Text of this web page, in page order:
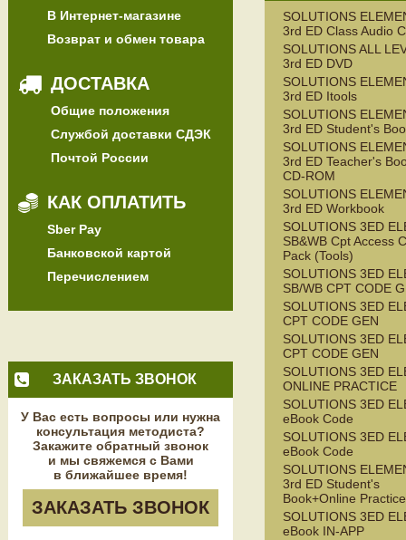
В Интернет-магазине
Возврат и обмен товара
ДОСТАВКА
Общие положения
Службой доставки СДЭК
Почтой России
КАК ОПЛАТИТЬ
Sber Pay
Банковской картой
Перечислением
ЗАКАЗАТЬ ЗВОНОК
У Вас есть вопросы или нужна
консультация методиста?
Закажите обратный звонок
и мы свяжемся с Вами
в ближайшее время!
ЗАКАЗАТЬ ЗВОНОК
SOLUTIONS
3rd ED Class Audio
SOLUTIONS ALL
3rd ED DVD
SOLUTIONS
3rd ED Itools
SOLUTIONS
3rd ED Student's
SOLUTIONS
3rd ED Teacher's
CD-ROM
SOLUTIONS
3rd ED Workbook
SOLUTIONS 3ED
SB&WB Cpt Access
Pack (Tools)
SOLUTIONS 3ED
SB/WB CPT CODE
SOLUTIONS 3ED
CPT CODE GEN
SOLUTIONS 3ED
CPT CODE GEN
SOLUTIONS 3ED
ONLINE PRACTICE
SOLUTIONS 3ED
eBook Code
SOLUTIONS 3ED
eBook Code
SOLUTIONS
3rd ED Student's
Book+Online Practice
SOLUTIONS 3ED
eBook IN-APP